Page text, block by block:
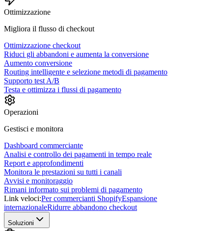
Ottimizzazione
Migliora il flusso di checkout
Ottimizzazione checkout
Riduci gli abbandoni e aumenta la conversione
Aumento conversione
Routing intelligente e selezione metodi di pagamento
Supporto test A/B
Testa e ottimizza i flussi di pagamento
Operazioni
Gestisci e monitora
Dashboard commerciante
Analisi e controllo dei pagamenti in tempo reale
Report e approfondimenti
Monitora le prestazioni su tutti i canali
Avvisi e monitoraggio
Rimani informato sui problemi di pagamento
Link veloci:Per commercianti ShopifyEspansione
internazionaleRidurre abbandono checkout
Soluzioni